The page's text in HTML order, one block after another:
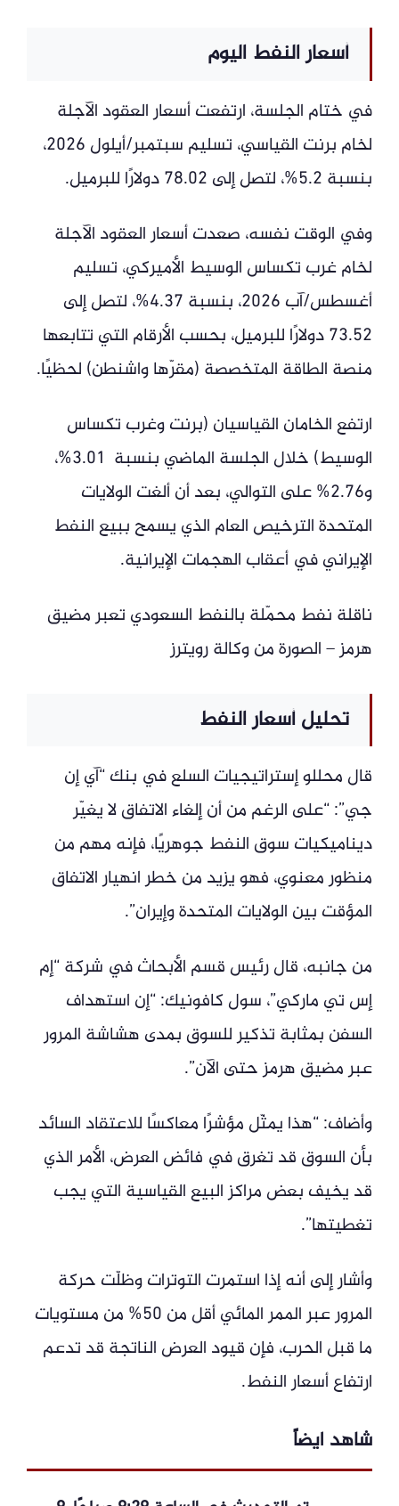
أسعار النفط اليوم
في ختام الجلسة، ارتفعت أسعار العقود الآجلة
لخام برنت القياسي، تسليم سبتمبر/أيلول 2026،
بنسبة 5.2%، لتصل إلى 78.02 دولارًا للبرميل.
وفي الوقت نفسه، صعدت أسعار العقود الآجلة
لخام غرب تكساس الوسيط الأميركي، تسليم
أغسطس/آب 2026، بنسبة 4.37%، لتصل إلى
73.52 دولارًا للبرميل، بحسب الأرقام التي تتابعها
منصة الطاقة المتخصصة (مقرّها واشنطن) لحظيًا.
ارتفع الخامان القياسيان (برنت وغرب تكساس
الوسيط) خلال الجلسة الماضي بنسبة 3.01%،
و2.76% على التوالي، بعد أن ألغت الولايات
المتحدة الترخيص العام الذي يسمح ببيع النفط
الإيراني في أعقاب الهجمات الإيرانية.
ناقلة نفط محمّلة بالنفط السعودي تعبر مضيق
هرمز – الصورة من وكالة رويترز
تحليل أسعار النفط
قال محللو إستراتيجيات السلع في بنك “آي إن
جي”: “على الرغم من أن إلغاء الاتفاق لا يغيّر
ديناميكيات سوق النفط جوهريًا، فإنه مهم من
منظور معنوي، فهو يزيد من خطر انهيار الاتفاق
المؤقت بين الولايات المتحدة وإيران”.
من جانبه، قال رئيس قسم الأبحاث في شركة “إم
إس تي ماركي”، سول كافونيك: “إن استهداف
السفن بمثابة تذكير للسوق بمدى هشاشة المرور
عبر مضيق هرمز حتى الآن”.
وأضاف: “هذا يمثّل مؤشرًا معاكسًا للاعتقاد السائد
بأن السوق قد تغرق في فائض العرض، الأمر الذي
قد يخيف بعض مراكز البيع القياسية التي يجب
تغطيتها”.
وأشار إلى أنه إذا استمرت التوترات وظلّت حركة
المرور عبر الممر المائي أقل من 50% من مستويات
ما قبل الحرب، فإن قيود العرض الناتجة قد تدعم
ارتفاع أسعار النفط.
شاهد ايضاً